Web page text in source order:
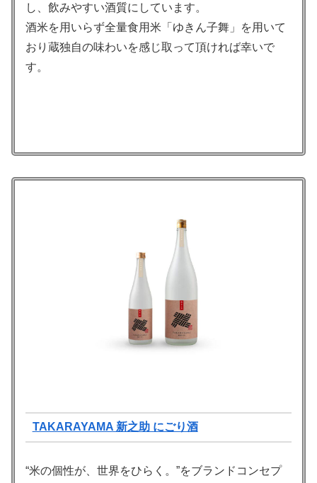
し、飲みやすい酒質にしています。
酒米を用いらず全量食用米「ゆきん子舞」を用いて
おり蔵独自の味わいを感じ取って頂ければ幸いで
す。
TAKARAYAMA 新之助 にごり酒
“米の個性が、世界をひらく。”をブランドコンセプ